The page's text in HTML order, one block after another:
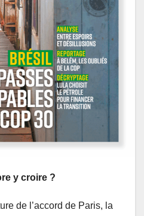
y croire ?
de l’accord de Paris, la